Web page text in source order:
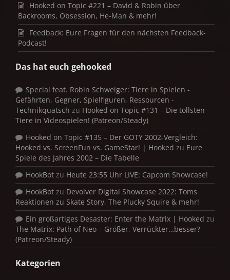
Hooked on Topic #221 – David & Robin über
Backrooms, Obsession, He-Man & mehr!
Feedback: Eure Fragen für den nächsten Feedback-
Podcast!
Das hat euch gehooked
Special feat. Robin Schweiger: Tiere in Spielen -
Gefährten, Gegner, Spielfiguren, Ressourcen -
Technikquatsch zu Hooked on Topic #131 – Die tollsten
Tiere in Videospielen! (Patreon/Steady)
Hooked on Topic #135 – Der GOTY 2002-Vergleich:
Hooked vs. ScreenFun vs. GameStar! | Hooked zu Eure
Spiele des Jahres 2002 – Die Tabelle
HookBot zu Heute 23:55 Uhr LIVE: Capcom Showcase!
HookBot zu Devolver Digital Showcase 2022: Toms
Reaktionen zu Skate Story, The Plucky Squire & mehr!
Ein großartiges Desaster: Enter the Matrix | Hooked zu
The Matrix: Path of Neo – Größer, Verrückter…besser?
(Patreon/Steady)
Kategorien